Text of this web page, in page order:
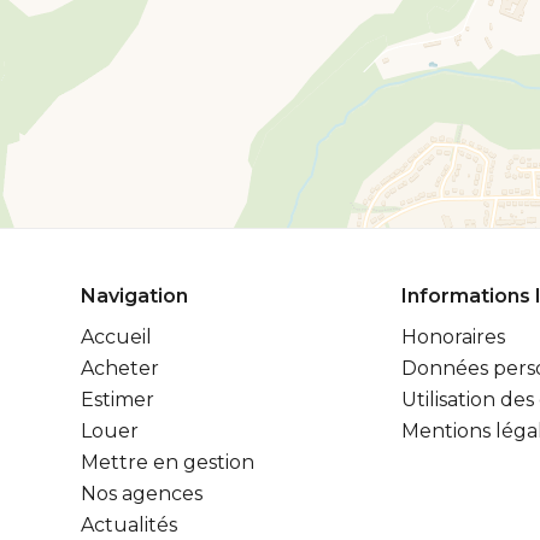
Navigation
Accueil
Acheter
Estimer
Louer
Mettre en gestion
Nos agences
Actualités
Informations
Honoraires
Données
Utilisation des
Mentions